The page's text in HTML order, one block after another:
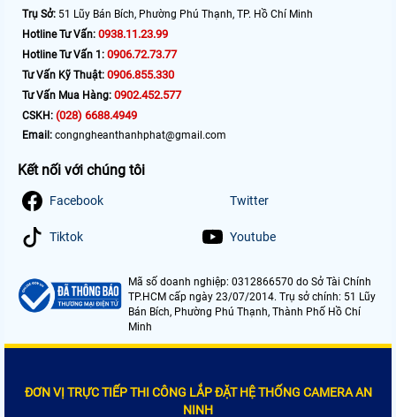
Trụ Sở: 51 Lũy Bán Bích, Phường Phú Thạnh, TP. Hồ Chí Minh
Hotline Tư Vấn: 0938.11.23.99
Hotline Tư Vấn 1: 0906.72.73.77
Tư Vấn Kỹ Thuật: 0906.855.330
Tư Vấn Mua Hàng: 0902.452.577
CSKH: (028) 6688.4949
Email: congngheanthanhphat@gmail.com
Kết nối với chúng tôi
Facebook Twitter
Tiktok Youtube
Mã số doanh nghiệp: 0312866570 do Sở Tài Chính
TP.HCM cấp ngày 23/07/2014. Trụ sở chính: 51 Lũy
Bán Bích, Phường Phú Thạnh, Thành Phố Hồ Chí
Minh
ĐƠN VỊ TRỰC TIẾP THI CÔNG LẮP ĐẶT HỆ THỐNG CAMERA AN
NINH